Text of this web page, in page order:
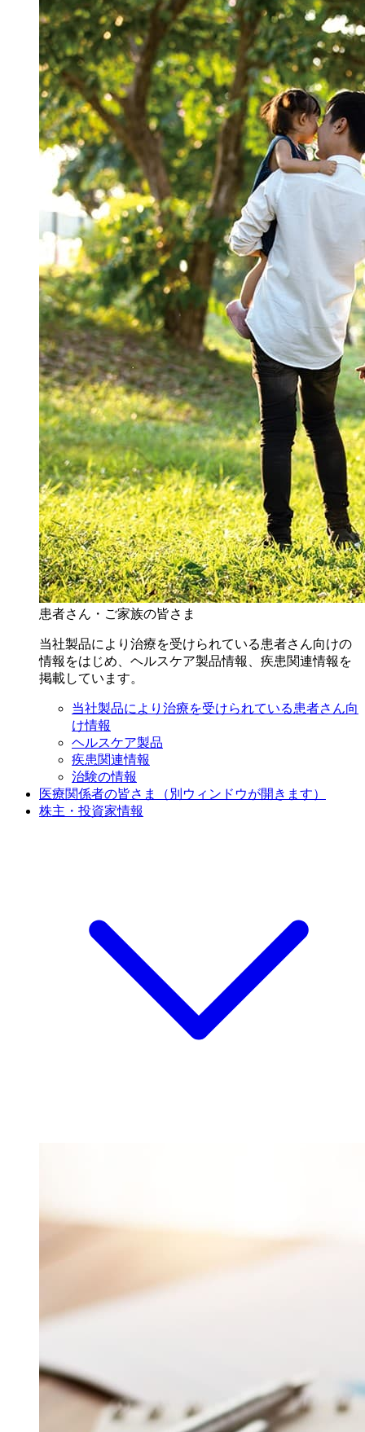
患者さん・ご家族の皆さま
当社製品により治療を受けられている患者さん向けの
情報をはじめ、ヘルスケア製品情報、疾患関連情報を
掲載しています。
当社製品により治療を受けられている患者さん向
け情報
ヘルスケア製品
疾患関連情報
治験の情報
医療関係者の皆さま
（別ウィンドウが開きます）
株主・投資家情報